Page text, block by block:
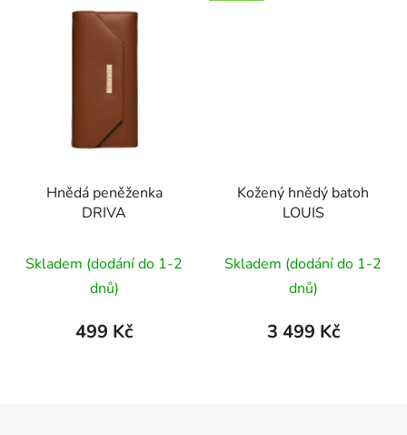
Hnědá peněženka
DRIVA
Skladem (dodání do 1-2
dnů)
499 Kč
Kožený hnědý batoh
LOUIS
Skladem (dodání do 1-2
dnů)
3 499 Kč